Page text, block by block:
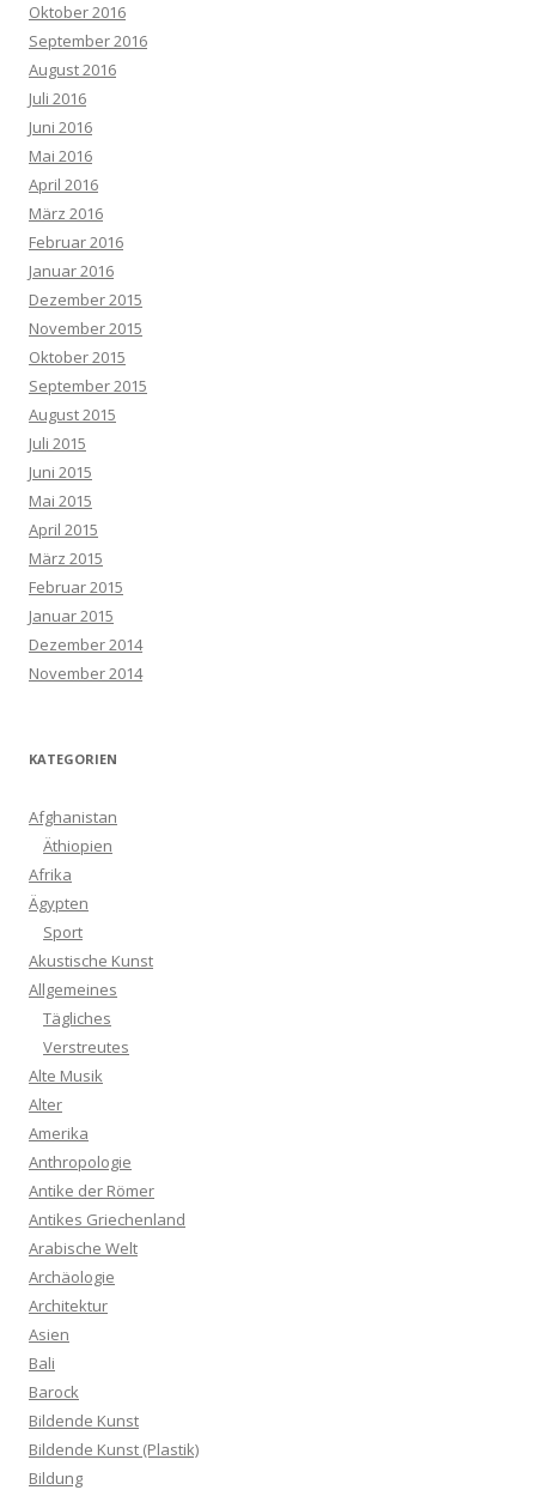
Oktober 2016
September 2016
August 2016
Juli 2016
Juni 2016
Mai 2016
April 2016
März 2016
Februar 2016
Januar 2016
Dezember 2015
November 2015
Oktober 2015
September 2015
August 2015
Juli 2015
Juni 2015
Mai 2015
April 2015
März 2015
Februar 2015
Januar 2015
Dezember 2014
November 2014
KATEGORIEN
Afghanistan
Äthiopien
Afrika
Ägypten
Sport
Akustische Kunst
Allgemeines
Tägliches
Verstreutes
Alte Musik
Alter
Amerika
Anthropologie
Antike der Römer
Antikes Griechenland
Arabische Welt
Archäologie
Architektur
Asien
Bali
Barock
Bildende Kunst
Bildende Kunst (Plastik)
Bildung